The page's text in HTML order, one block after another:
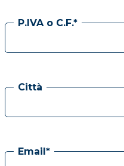
P.IVA o C.F.*
Città
Email*